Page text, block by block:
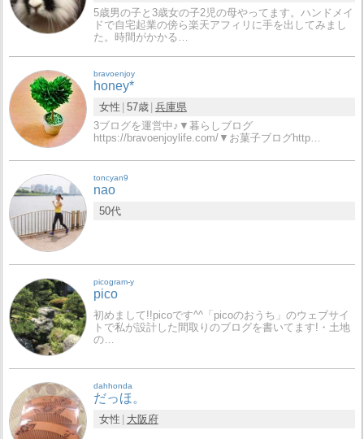
5歳男の子と3歳女の子2児の母やってます。ハンドメイ
ドで自宅起業の傍ら楽天アフィリに手を出してみまし
た。時間がかかる…
bravoenjoy
honey*
女性 57歳 兵庫県
3ブログを運営中♪▼暮らしブログ
https://bravoenjoylife.com/▼お菓子ブログhttp…
toncyan9
nao
50代
picogram-y
pico
初めまして!!picoです^^「picoのおうち」のウェブサイ
トで私が設計した間取りのブログを書いてます!・土地
の…
dahhonda
だっほ。
女性 大阪府